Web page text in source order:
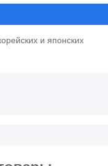
и японских